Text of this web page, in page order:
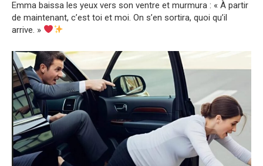
Emma baissa les yeux vers son ventre et murmura : « À partir
de maintenant, c’est toi et moi. On s’en sortira, quoi qu’il
arrive. »